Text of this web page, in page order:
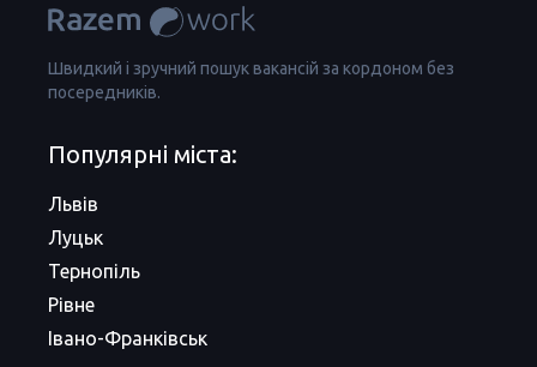
Швидкий і зручний пошук вакансій за кордоном без
посередників.
Популярні міста:
Львів
Луцьк
Тернопіль
Рівне
Івано-Франківськ